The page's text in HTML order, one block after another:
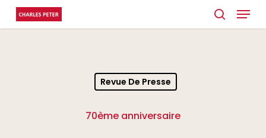
Skip
to
search
Menu
Revue De Presse
70ème anniversaire